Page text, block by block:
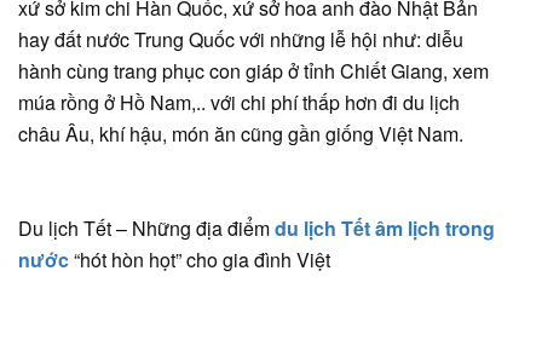
xứ sở kim chi Hàn Quốc, xứ sở hoa anh đào Nhật Bản
hay đất nước Trung Quốc với những lễ hội như: diễu
hành cùng trang phục con giáp ở tỉnh Chiết Giang, xem
múa rồng ở Hồ Nam,.. với chi phí thấp hơn đi du lịch
châu Âu, khí hậu, món ăn cũng gần giống Việt Nam.
Du lịch Tết – Những địa điểmdu lịch Tết âm lịch trong
nước“hót hòn họt” cho gia đình Việt